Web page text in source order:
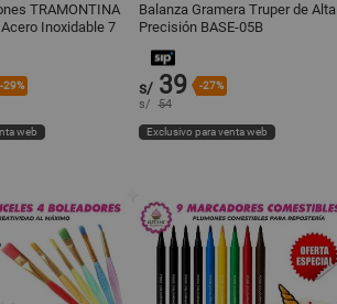
TRAMONTINA
Inoxidable 7
-29%
web
Balanza Gramera Truper de Alta
Precisión BASE-05B
s/ 39 -27%
s/ 54
Exclusivo para venta web